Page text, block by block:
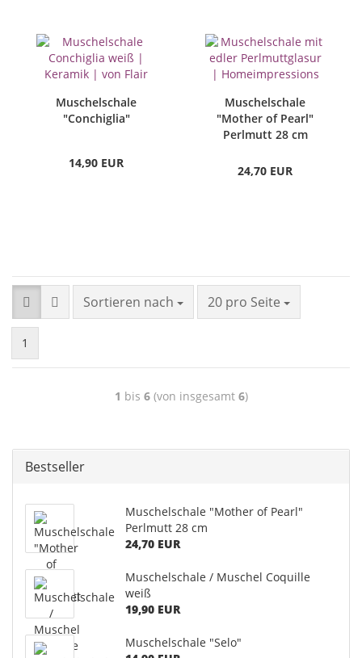
Muschelschale
"Conchiglia"
14,90 EUR
Muschelschale
"Mother of Pearl"
Perlmutt 28 cm
24,70 EUR
Sortieren nach 20 pro Seite
1
1 bis 6(von insgesamt 6)
Bestseller
Muschelschale "Mother of Pearl"
Perlmutt 28 cm
24,70 EUR
Muschelschale / Muschel Coquille
weiß
19,90 EUR
Muschelschale "Selo"